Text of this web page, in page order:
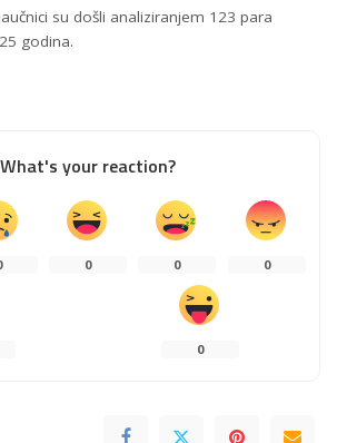
su došli analiziranjem 123 para
godina.
What's your reaction?
0 0 0
0